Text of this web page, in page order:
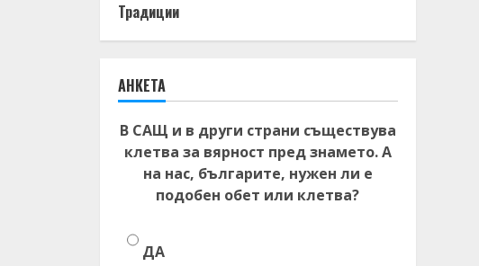
Традиции
АНКЕТА
В САЩ и в други страни съществува
клетва за вярност пред знамето. А
на нас, българите, нужен ли е
подобен обет или клетва?
ДА